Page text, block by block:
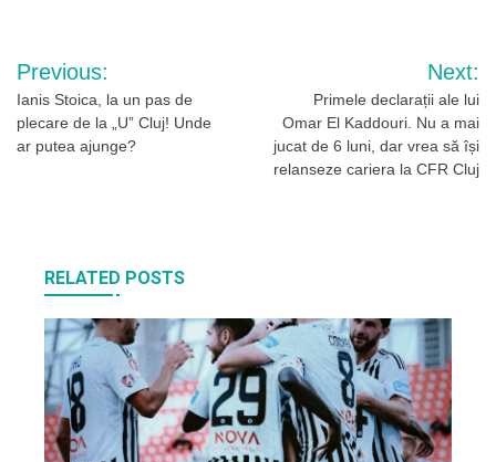
Navigare
în
articole
Previous:
Ianis Stoica, la un pas de
plecare de la „U” Cluj! Unde
ar putea ajunge?
Next:
Primele declarații ale lui
Omar El Kaddouri. Nu a mai
jucat de 6 luni, dar vrea să își
relanseze cariera la CFR Cluj
RELATED POSTS